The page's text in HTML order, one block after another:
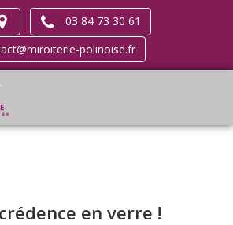
03 84 73 30 61
polinoise.fr
en verre !